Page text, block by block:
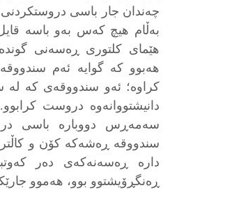
چەندان جار باسی دروستکردنی
بەڵام هیچ کەس بەو باسە
هێمای کلتوری ڕەسەنی
هەبوو کە گوایە ئەم
کراوە؛ ئەو سندووقەی کە لە
دانیشتووانەوە دروست
سەمەڕس دووبارە باسی
سندووقە ڕەشەکە کۆن و کاڵتر
دارە ڕەسەنەکەی دەر
ڕەنگڕۆیشتوو بوو، هەموو